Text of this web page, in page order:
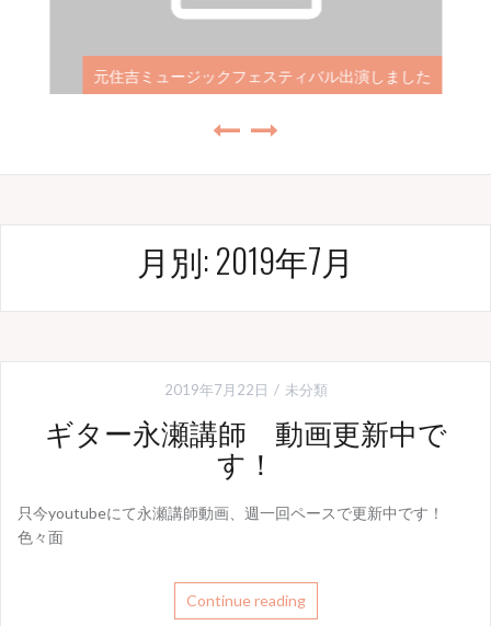
元住吉ミュージックフェスティバル出演しました
月別: 2019年7月
2019年7月22日 未分類
ギター永瀬講師 動画更新中で
す！
只今youtubeにて永瀬講師動画、週一回ペースで更新中です！
色々面
Continue reading